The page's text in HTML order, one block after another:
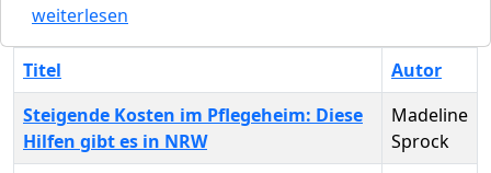
weiterlesen
Titel
Autor
Steigende Kosten im Pflegeheim: Diese
Hilfen gibt es in NRW
Madeline
Sprock